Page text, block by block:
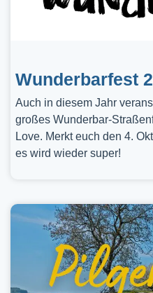
Wunderbarfest
Auch in diesem Jahr
großes Wunderbar-
Love. Merkt euch den 4.
es wird wieder super!